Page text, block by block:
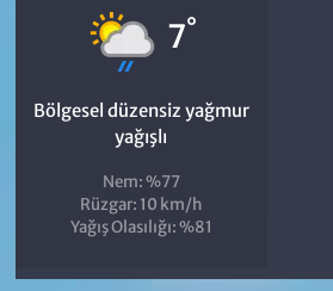
7°
Bölgesel düzensiz yağmur
yağışlı
Nem: %77
Rüzgar: 10 km/h
Yağış Olasılığı: %81